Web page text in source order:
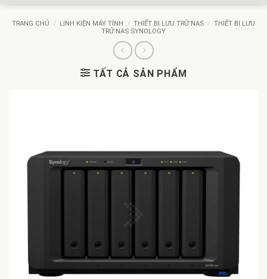
TRANG CHỦ / LINH KIỆN MÁY TÍNH / THIẾT BỊ LƯU TRỮ NAS / THIẾT BỊ LƯU
TRỮ NAS SYNOLOGY
TẤT CẢ SẢN PHẨM